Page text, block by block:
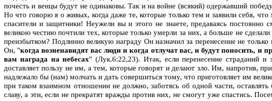
почесть и венцы будут не одинаковы. Так и на войне (всякий) одержавший
Но что говорю я о живых, когда даже те, которые только тем и заявили себя,
спасители и защитники! Неужели вы и этого не знаете, предаваясь
великою честию почтили тех, которые только умерли за них, а больше не
преизбытком? Подлинно великую награду Он назначил за перенесение не
Он, "когда возненавидят вас люди и когда отлучат вас, и будут поносить, и
вам награда на небесах" (Лук.6:22,23). Итак, если перенесение страданий и
доставляет пользу не им, а тем, которые говорят и делают зло. Им, напротив,
надлежало бы (нам) молчать и дать совершиться тому, что приготовляет им
при таком взаимном отношении не должно, заботясь об одной части,
славу, а эти, если не прекратят вражды против них, не смогут уже спастись.